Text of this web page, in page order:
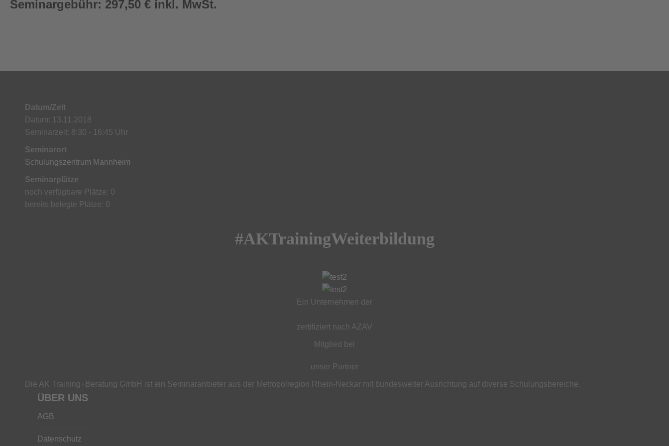
Seminargebühr: 297,50 € inkl. MwSt.
Datum/Zeit
Datum: 13.11.2018
Seminarzeit: 8:30 - 16:45 Uhr
Seminarort
Schulungszentrum Mannheim
Seminarplätze
noch verfügbare Plätze: 0
bereits belegte Plätze: 0
#AKTrainingWeiterbildung
Ein Unternehmen der
zertifiziert nach AZAV
Mitglied bei
unser Partner
Die AK Training+Beratung GmbH ist ein Seminaranbieter aus der Metropolregion Rhein-Neckar mit bundesweiter Ausrichtung auf diverse Schulungsbereiche.
ÜBER UNS
AGB
Datenschutz